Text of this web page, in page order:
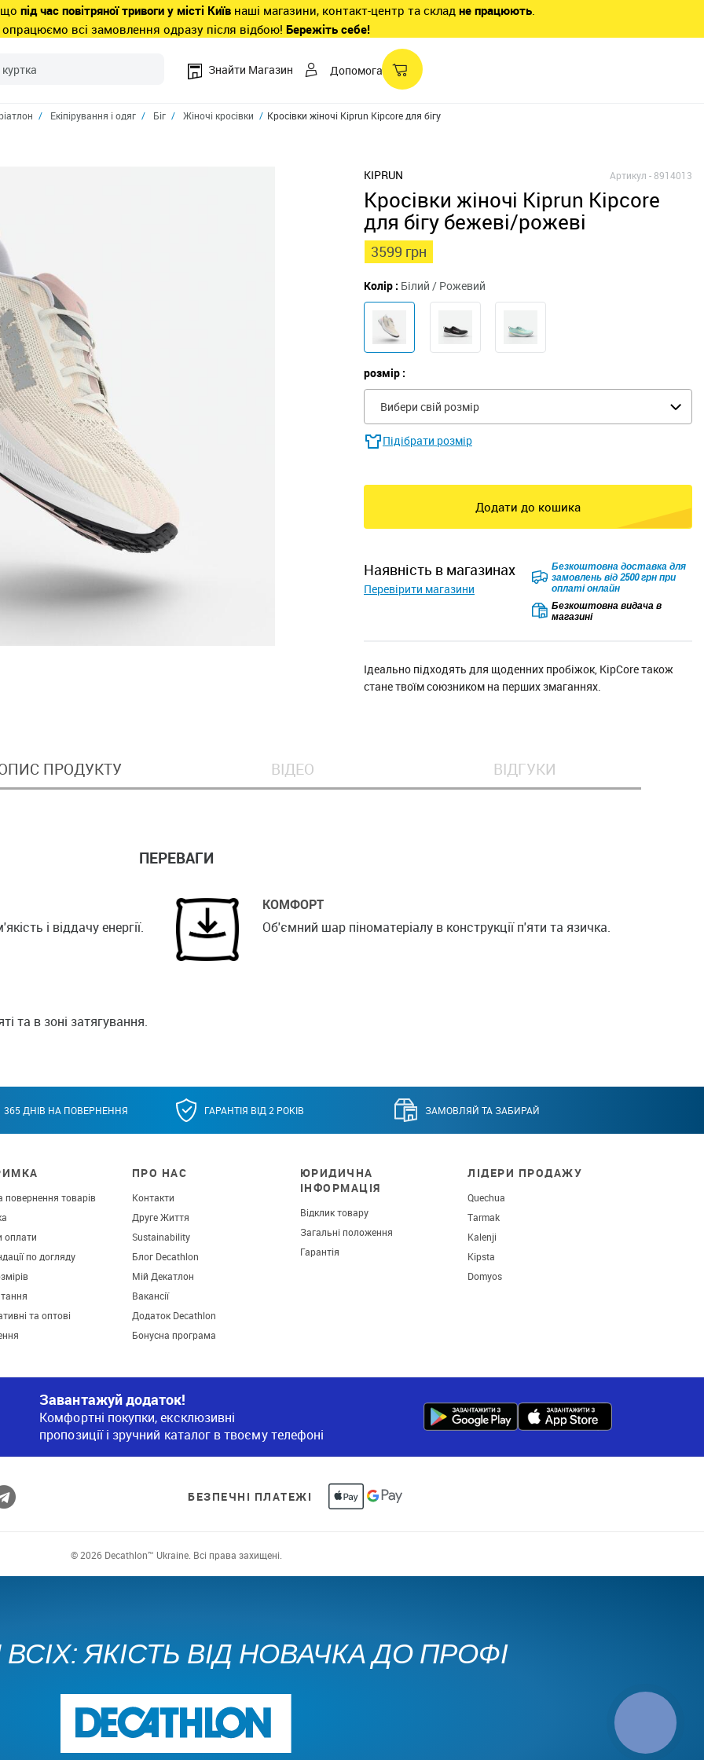
що під час повітряної тривоги у місті Київ наші магазини, контакт-центр та склад не працюють.
всі замовлення одразу після відбою! Бережіть себе!
Знайти Магазин Допомога
Екіпірування і одяг Біг Жіночі кросівки Кросівки жіночі Kiprun Kipcore для бігу
KIPRUN Артикул -8914013
Кросівки жіночі Kiprun Kipcore
для бігу бежеві/рожеві
3599 грн
Колір : Білий / Рожевий
розмір :
Вибери свій розмір
Підібрати розмір
Додати до кошика
наявність в магазинах
Перевірити магазини
Безкоштовна доставка для
замовлень від 2500 грн при
оплаті онлайн
Безкоштовна видача в
магазині
Ідеально підходять для щоденних пробіжок, KipCore також
стане твоїм союзником на перших змаганнях.
ПРОДУКТУ ВІДЕО ВІДГУКИ
ПЕРЕВАГИ
і віддачу енергії.
КОМФОРТ
Об'ємний шар піноматеріалу в конструкції п'яти та язичка.
та в зоні затягування.
365 ДНІВ НА ПОВЕРНЕННЯ ГАРАНТІЯ ВІД 2 РОКІВ ЗАМОВЛЯЙ ТА ЗАБИРАЙ
повернення товарів
оплати
по догляду
та оптові
ПРО НАС
Контакти
Друге Життя
Sustainability
Блог Decathlon
Мій Декатлон
Вакансії
Додаток Decathlon
Бонусна програма
ЮРИДИЧНА
ІНФОРМАЦІЯ
Відклик товару
Загальні положення
Гарантія
ЛІДЕРИ ПРОДАЖУ
Quechua
Tarmak
Kalenji
Kipsta
Domyos
Завантажуй додаток!
Комфортні покупки, ексклюзивні
пропозиції і зручний каталог в твоєму телефоні
БЕЗПЕЧНІ ПЛАТЕЖІ
© 2026 Decathlon™ Ukraine. Всі права захищені.
ЯКІСТЬ ВІД НОВАЧКА ДО ПРОФІ